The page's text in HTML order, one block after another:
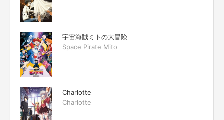
宇宙海賊ミトの大冒険
Space Pirate Mito
Charlotte
Charlotte